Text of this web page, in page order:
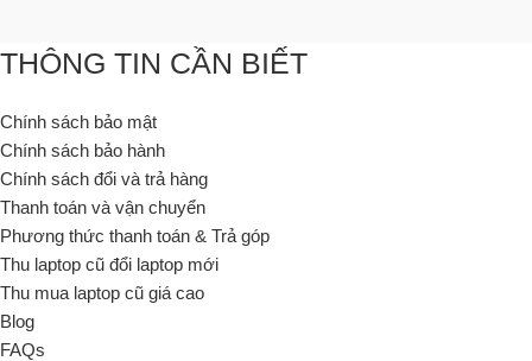
THÔNG TIN CẦN BIẾT
Chính sách bảo mật
Chính sách bảo hành
Chính sách đổi và trả hàng
Thanh toán và vận chuyển
Phương thức thanh toán & Trả góp
Thu laptop cũ đổi laptop mới
Thu mua laptop cũ giá cao
Blog
FAQs